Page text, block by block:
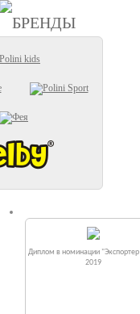
БРЕНДЫ
Диплом в номинации "Экспортер
2019